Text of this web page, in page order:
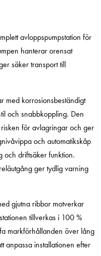
avloppspumpstation för
hanterar orensat
säker transport till
med korrosionsbeständigt
och snabbkoppling. Den
för avlagringar och ger
och automatikskåp
och driftsäker funktion.
ger tydlig varning
gjutna ribbor motverkar
tillverkas i 100 %
markförhållanden över lång
anpassa installationen efter